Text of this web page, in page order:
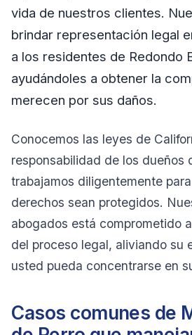
vida de nuestros clientes.
brindar representación legal
a los residentes de Redondo
ayudándoles a obtener la
merecen por sus daños.
Conocemos las leyes de
responsabilidad de los dueños
trabajamos diligentemente
derechos sean protegidos.
abogados está comprometido
del proceso legal, aliviando su
usted pueda concentrarse en
Casos comunes de